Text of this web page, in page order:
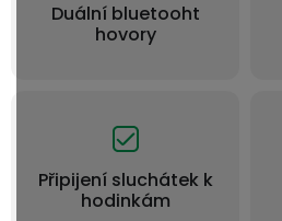
Duální bluetooht
hovory
Připijení sluchátek k
hodinkám